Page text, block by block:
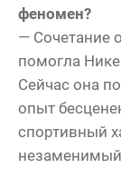
феномен?
— Сочетание
помогла
Сейчас она
опыт
спортивный